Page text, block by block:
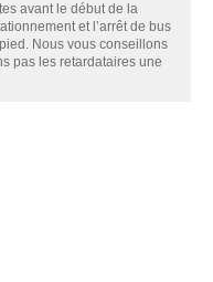
avant le début de la
et l’arrêt de bus
Nous vous conseillons
pas les retardataires une